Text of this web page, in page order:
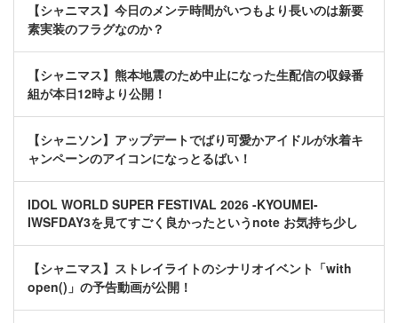
【シャニマス】今日のメンテ時間がいつもより長いのは新要
素実装のフラグなのか？
【シャニマス】熊本地震のため中止になった生配信の収録番
組が本日12時より公開！
【シャニソン】アップデートでばり可愛かアイドルが水着キ
ャンペーンのアイコンになっとるばい！
IDOL WORLD SUPER FESTIVAL 2026 -KYOUMEI-
IWSFDAY3を見てすごく良かったというnote お気持ち少し
【シャニマス】ストレイライトのシナリオイベント「with
open()」の予告動画が公開！